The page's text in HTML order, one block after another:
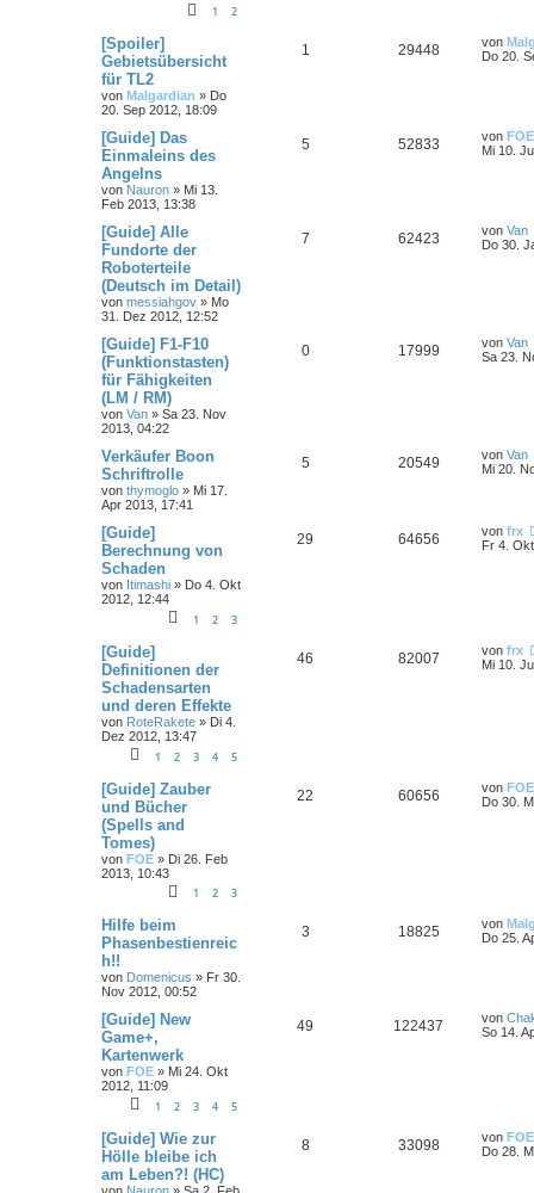
1 2
[Spoiler]
Gebietsübersicht
für TL2
von Malgardian » Do
20. Sep 2012, 18:09
1 29448 von
Do 20.
[Guide] Das
Einmaleins des
Angelns
von Nauron » Mi 13.
Feb 2013, 13:38
5 52833 von FOE
Mi 10.
[Guide] Alle
Fundorte der
Roboterteile
(Deutsch im Detail)
von messiahgov » Mo
31. Dez 2012, 12:52
7 62423 von Van
Do 30.
[Guide] F1-F10
(Funktionstasten)
für Fähigkeiten
(LM / RM)
von Van » Sa 23. Nov
2013, 04:22
0 17999 von Van
Sa 23.
Verkäufer Boon
Schriftrolle
von thymoglo » Mi 17.
Apr 2013, 17:41
5 20549 von Van
Mi 20.
[Guide]
Berechnung von
Schaden
von Itimashi » Do 4. Okt
2012, 12:44
1 2 3
29 64656 von frx
Fr 4.
[Guide]
Definitionen der
Schadensarten
und deren Effekte
von RoteRakete » Di 4.
Dez 2012, 13:47
1 2 3 4 5
46 82007 von frx
Mi 10.
[Guide] Zauber
und Bücher
(Spells and
Tomes)
von FOE » Di 26. Feb
2013, 10:43
1 2 3
22 60656 von FOE
Do 30.
Hilfe beim
Phasenbestienreic
h!!
von Domenicus » Fr 30.
Nov 2012, 00:52
3 18825 von
Do 25.
[Guide] New
Game+,
Kartenwerk
von FOE » Mi 24. Okt
2012, 11:09
1 2 3 4 5
49 122437 von
So 14.
[Guide] Wie zur
Hölle bleibe ich
am Leben?! (HC)
8 33098 von FOE
Do 28.